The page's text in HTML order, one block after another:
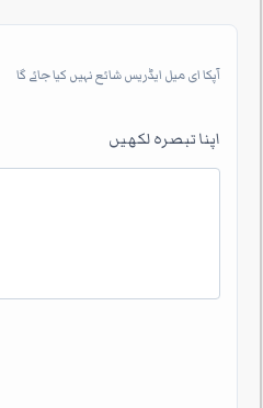
آپکا ای میل ایڈریس شائع نہیں کیا جائے گا
اپنا تبصرہ لکھیں